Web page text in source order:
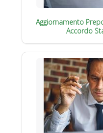
Aggiornamento
Accordo